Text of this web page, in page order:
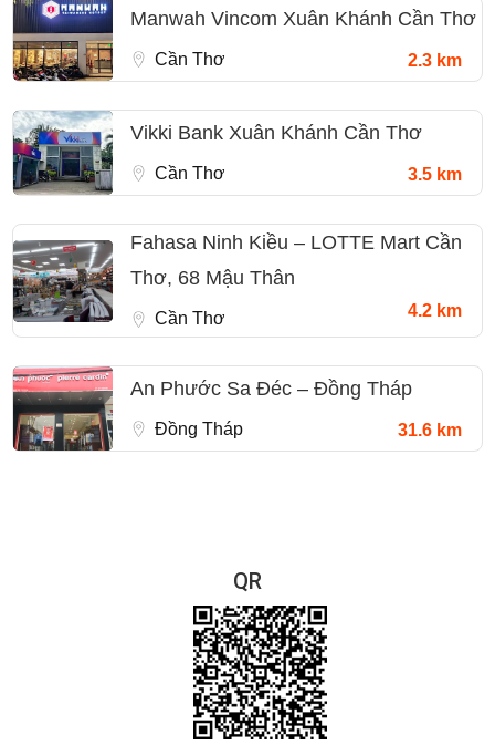
Manwah Vincom Xuân Khánh Cần Thơ
Cần Thơ 2.3 km
Vikki Bank Xuân Khánh Cần Thơ
Cần Thơ 3.5 km
Fahasa Ninh Kiều – LOTTE Mart Cần
Thơ, 68 Mậu Thân
Cần Thơ 4.2 km
An Phước Sa Đéc – Đồng Tháp
Đồng Tháp 31.6 km
QR